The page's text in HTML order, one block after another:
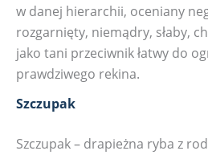
w danej hierarchii, oceniany
rozgarnięty, niemądry, słaby,
jako tani przeciwnik łatwy do
prawdziwego rekina.
Szczupak
Szczupak – drapieżna ryba z